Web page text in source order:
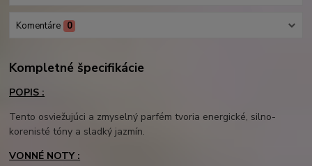
Komentáre 0
Kompletné špecifikácie
POPIS :
Tento osviežujúci a zmyselný parfém tvoria energické, silno-
korenisté tóny a sladký jazmín.
VONNÉ NOTY :